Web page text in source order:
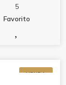
o dia a
com
cresce em
sala de
5
Favorito
VENDA